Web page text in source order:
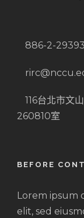
886-2-
116台北市文
260810室
BEFORE
Lorem ipsum
elit, sed